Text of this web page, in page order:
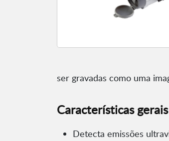
ser gravadas como uma
Características gerais
Detecta emissões